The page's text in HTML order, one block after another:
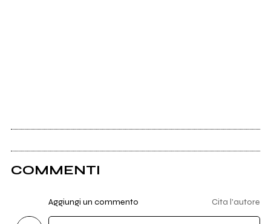
COMMENTI
Aggiungi un commento Cita l'autore